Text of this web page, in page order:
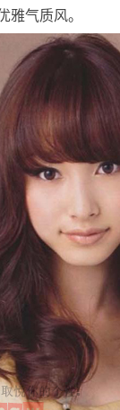
雅气质风。